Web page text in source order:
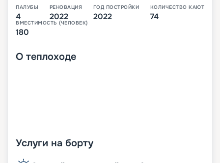
ПАЛУБЫ
4
РЕНОВАЦИЯ
2022
ГОД ПОСТРОЙКИ
2022
КОЛИЧЕСТВО КАЮТ
74
ВМЕСТИМОСТЬ (ЧЕЛОВЕК)
180
О теплоходе
Услуги на борту